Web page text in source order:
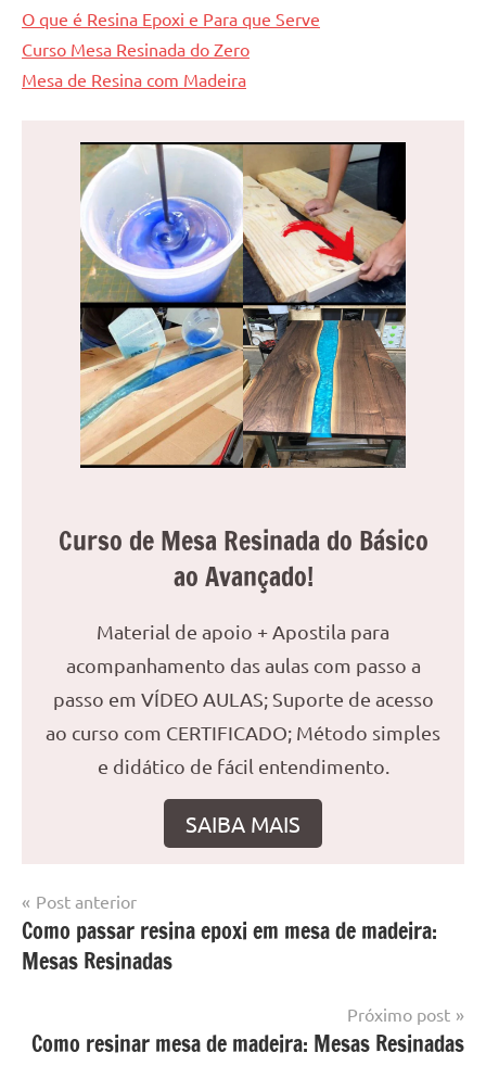
O que é Resina Epoxi e Para que Serve
Curso Mesa Resinada do Zero
Mesa de Resina com Madeira
Curso de Mesa Resinada do Básico
ao Avançado!
Material de apoio + Apostila para
acompanhamento das aulas com passo a
passo em VÍDEO AULAS; Suporte de acesso
ao curso com CERTIFICADO; Método simples
e didático de fácil entendimento.
SAIBA MAIS
Marcado
com
mesa
Mesa
Mesa
resinada
Navegação
de
Post
Post anterior
Como passar resina epoxi em mesa de madeira:
Mesas Resinadas
Próximo post
Como resinar mesa de madeira: Mesas Resinadas